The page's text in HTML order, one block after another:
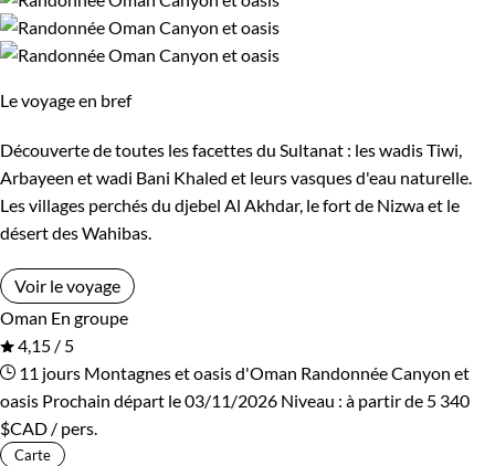
Le voyage en bref
Découverte de toutes les facettes du Sultanat : les wadis Tiwi,
Arbayeen et wadi Bani Khaled et leurs vasques d'eau naturelle.
Les villages perchés du djebel Al Akhdar, le fort de Nizwa et le
désert des Wahibas.
Voir le voyage
Oman En groupe
4,15 / 5
11 jours Montagnes et oasis d'Oman Randonnée Canyon et
oasis Prochain départ le 03/11/2026 Niveau : à partir de 5 340
$CAD / pers.
Carte